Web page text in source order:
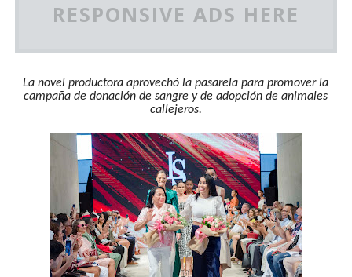
RESPONSIVE ADS HERE
La novel productora aprovechó la pasarela para promover la
campaña de donación de sangre y de adopción de animales
callejeros.